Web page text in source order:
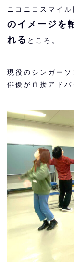
ニコニコスマイル
のイメージを
れる ところ。
現役のシンガーソ
俳優が直接アドバ